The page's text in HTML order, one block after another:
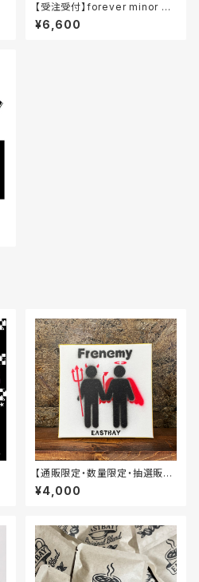
【受注受付】forever minor シ
ルキーオープンカラーシャツ /
サンドカーキ
¥6,600
【通販限定・数量限定・抽選販
売】Frenemy Jacket Canva
s Art
¥4,000